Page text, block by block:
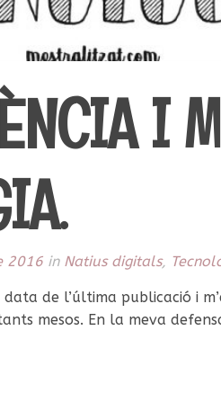
I
2016 in Natius digitals,
de l’última publicació i
mesos. En la meva